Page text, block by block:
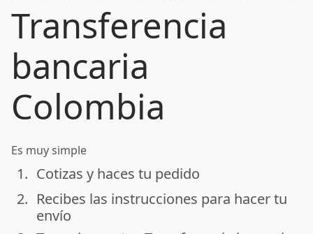
Transferencia
bancaria
Colombia
Es muy simple
done
1. Cotizas y haces tu pedido
done
2. Recibes las instrucciones para hacer tu
envío